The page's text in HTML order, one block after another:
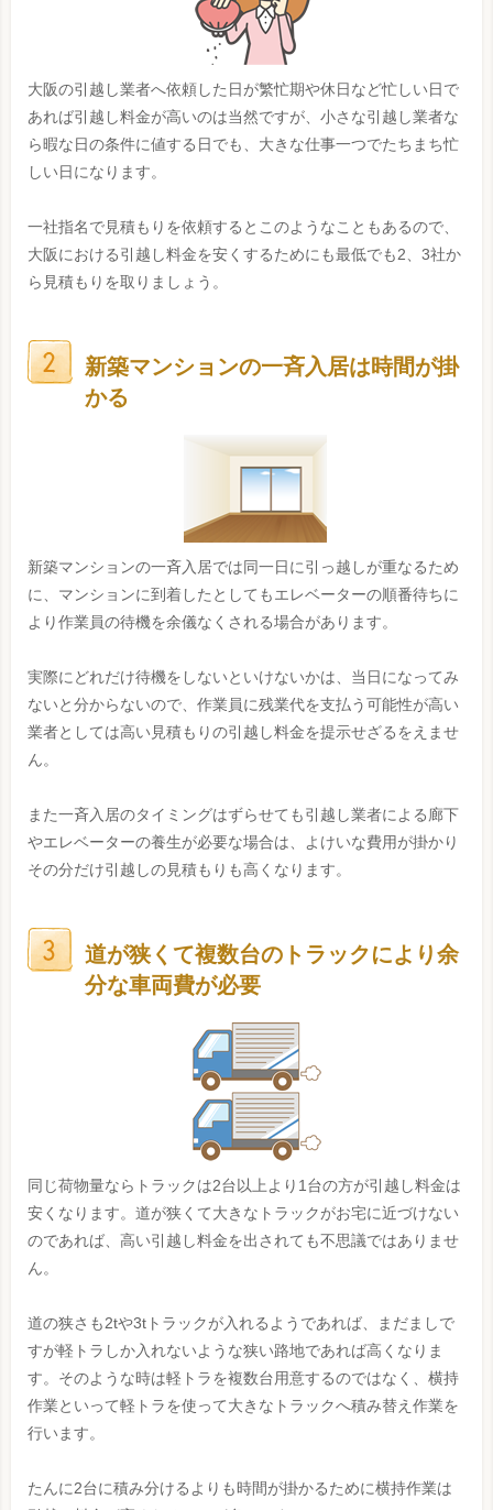
大阪の引越し業者へ依頼した日が繁忙期や休日など忙しい日で
あれば引越し料金が高いのは当然ですが、小さな引越し業者な
ら暇な日の条件に値する日でも、大きな仕事一つでたちまち忙
しい日になります。
一社指名で見積もりを依頼するとこのようなこともあるので、
大阪における引越し料金を安くするためにも最低でも2、3社か
ら見積もりを取りましょう。
新築マンションの一斉入居は時間が掛
かる
新築マンションの一斉入居では同一日に引っ越しが重なるため
に、マンションに到着したとしてもエレベーターの順番待ちに
より作業員の待機を余儀なくされる場合があります。
実際にどれだけ待機をしないといけないかは、当日になってみ
ないと分からないので、作業員に残業代を支払う可能性が高い
業者としては高い見積もりの引越し料金を提示せざるをえませ
ん。
また一斉入居のタイミングはずらせても引越し業者による廊下
やエレベーターの養生が必要な場合は、よけいな費用が掛かり
その分だけ引越しの見積もりも高くなります。
道が狭くて複数台のトラックにより余
分な車両費が必要
同じ荷物量ならトラックは2台以上より1台の方が引越し料金は
安くなります。道が狭くて大きなトラックがお宅に近づけない
のであれば、高い引越し料金を出されても不思議ではありませ
ん。
道の狭さも2tや3tトラックが入れるようであれば、まだましで
すが軽トラしか入れないような狭い路地であれば高くなりま
す。そのような時は軽トラを複数台用意するのではなく、横持
作業といって軽トラを使って大きなトラックへ積み替え作業を
行います。
たんに2台に積み分けるよりも時間が掛かるために横持作業は